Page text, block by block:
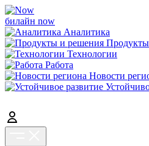
билайн now
Аналитика
Технологии
Работа
Новости